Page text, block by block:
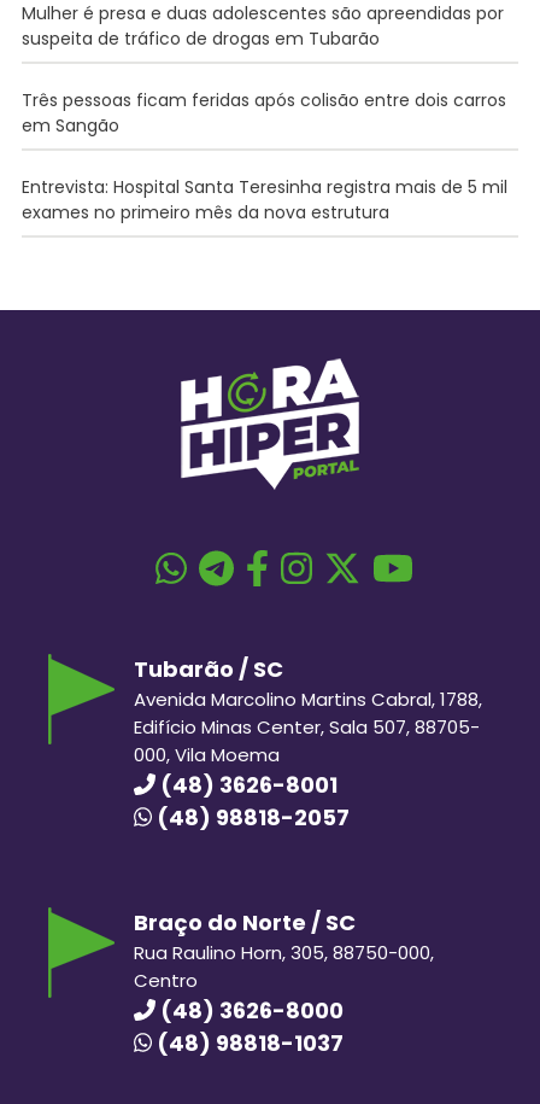
Mulher é presa e duas adolescentes são apreendidas por
suspeita de tráfico de drogas em Tubarão
Três pessoas ficam feridas após colisão entre dois carros
em Sangão
Entrevista: Hospital Santa Teresinha registra mais de 5 mil
exames no primeiro mês da nova estrutura
Tubarão / SC
Avenida Marcolino Martins Cabral, 1788,
Edifício Minas Center, Sala 507, 88705-
000, Vila Moema
(48) 3626-8001
(48) 98818-2057
Braço do Norte / SC
Rua Raulino Horn, 305, 88750-000,
Centro
(48) 3626-8000
(48) 98818-1037